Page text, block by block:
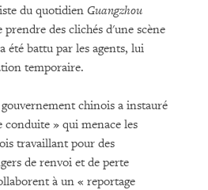
du quotidien Guangzhou
des clichés d'une scène
été battu par les agents, lui
temporaire.
chinois a instauré
conduite » qui menace les
travaillant pour des
de renvoi et de perte
à un « reportage